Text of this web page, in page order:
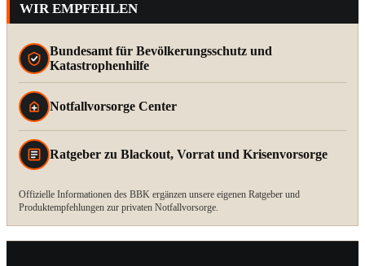
WIR EMPFEHLEN
Bundesamt für Bevölkerungsschutz und
Katastrophenhilfe
Notfallvorsorge Center
Ratgeber zu Blackout, Vorrat und Krisenvorsorge
Offizielle Informationen des BBK ergänzen unsere eigenen Ratgeber und
Produktempfehlungen zur privaten Notfallvorsorge.